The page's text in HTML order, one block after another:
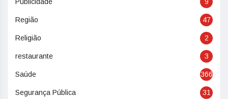
Região 47
Religião 2
restaurante 3
Saúde 366
Segurança Pública 31